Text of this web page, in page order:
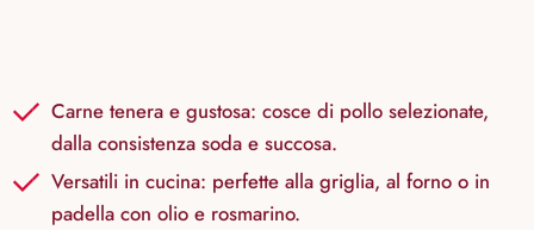
Carne tenera e gustosa: cosce di pollo selezionate,
dalla consistenza soda e succosa.
Versatili in cucina: perfette alla griglia, al forno o in
padella con olio e rosmarino.